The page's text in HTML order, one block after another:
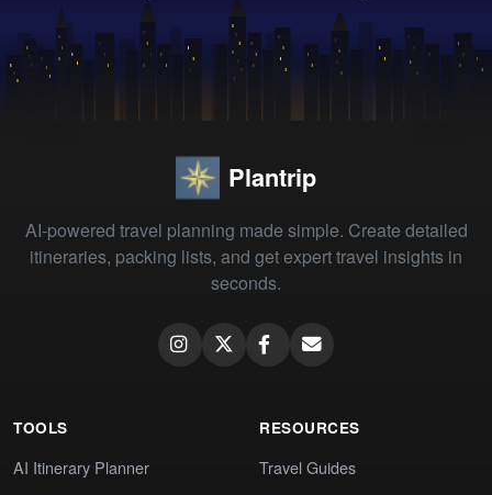
Plantrip
AI-powered travel planning made simple. Create detailed
itineraries, packing lists, and get expert travel insights in
seconds.
TOOLS
AI Itinerary Planner
RESOURCES
Travel Guides